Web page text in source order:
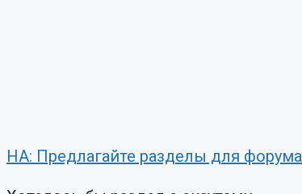
НА: Предлагайте разделы для форума